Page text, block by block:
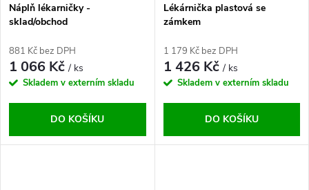
Náplň lékarničky -
sklad/obchod
881 Kč bez DPH
1 066 Kč/ ks
Skladem v externím skladu
DO KOŠÍKU
Lékárnička plastová se
zámkem
1 179 Kč bez DPH
1 426 Kč/ ks
Skladem v externím skladu
DO KOŠÍKU